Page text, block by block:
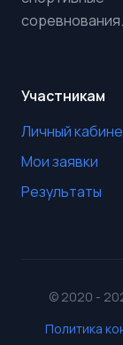
соревнования.
Участникам
Личный
Мои заявки
Результаты
© 2020 -
Политика